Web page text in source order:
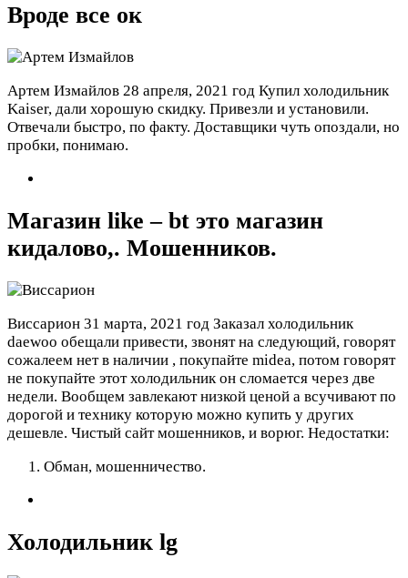
Вроде все ок
Артем Измайлов 28 апреля, 2021 год Купил холодильник
Kaiser, дали хорошую скидку. Привезли и установили.
Отвечали быстро, по факту. Доставщики чуть опоздали, но
пробки, понимаю.
Магазин like – bt это магазин
кидалово,. Мошенников.
Виссарион 31 марта, 2021 год Заказал холодильник
daewoo обещали привести, звонят на следующий, говорят
сожалеем нет в наличии , покупайте midea, потом говорят
не покупайте этот холодильник он сломается через две
недели. Вообщем завлекают низкой ценой а всучивают по
дорогой и технику которую можно купить у других
дешевле. Чистый сайт мошенников, и ворюг. Недостатки:
Обман, мошенничество.
Холодильник lg